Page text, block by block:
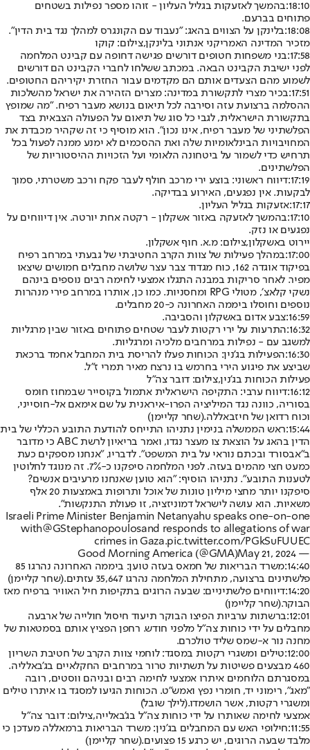
18:10: בהמשך לאזעקות בגליל העליון - זוהו מספר נפילות בשטחים
פתוחים בברעם.
18:08: בלינקן על הצווים בהאג: "נעבוד עם הקונגרס למהלך נגד בית הדין".
מזכיר המדינה האמריקני אנתוני בלינקן,צילום: קוקו
17:58: בני משפחות חטופים דורשים פגישה דחופה עם קבינט המלחמה
לפני ישיבת הקבינט הבאה. במכתב ששלחו לחברי הקבינט הם דורשים
לשמוע מהם הצעדים אותם הם מקדמים עבור החזרת יקיריהם החטופים.
17:51: בכיר מצרי לתקשורת במדינה: מצרים הזהירה את ישראל מהשלכות
ההסלמה ברצועת עזה וסירבה לכל תיאום בנושא מעבר רפיח. "מה שמופץ
בתקשורת הישראלית, לגבי כל סוג של תיאום על הפעולה הצבאית בצד
הפלשתיני של מעבר רפיח, אינו נכון". הוא מוסיף כי זה שקהיר מכבדת את
המחויבויות הבינלאומיות שלה ואת ההסכמים לא ימנע ממנה לפעול בכל
תרחיש כדי לשמור על ביטחונה הלאומי ועל הזכויות ההיסטוריות של
הפלשתינים.
17:19: דיווח ראשוני: בוצע ירי מרכב חולף לעבר פקח ורכב משטרתי, סמוך
לבקעות. אין נפגעים, האירוע בבדיקה.
17:17: אזעקות בגליל העליון.
17:10: בהמשך לאזעקה באזור אשקלון - רקטה אחת יורטה. אין דיווחים על
נפגעים או נזק.
יירוט באשקלון,צילום: מ.א. חוף אשקלון.
17:00: במהלך פעילות של צוות הקרב החטיבתי של גבעתי במרחב רפיח
בפיקוד אוגדה 162, כוח מגדוד צבר עצר שלושה מחבלים חמושים שיצאו
מפיר. לאחר סריקות במבנה התגלו אמצעי לחימה רבים נוספים בינהם
נשקי קלאצ׳, מטולי RPG ומחסניות. כמו כן, אותרו במרחב פירי מנהרות
נוספים וחוסלו ביממה האחרונה כ-20 מחבלים.
16:59: צבע אדום באשקלון והסביבה.
16:32: התרעות על ירי רקטות לעבר שטחים פתוחים באזור שבין מרגליות
למשגב עם - נפילות במרחבים מלכיה ומרגליות.
16:30: הפעילות בג'נין: הכוחות פעלו להריסת בית המחבל אחמד ברכאת
שביצע את פיגוע הירי בחרמש בו נרצח מאיר תמרי ז"ל.
פעילות הכוחות בג'נין,צילום: דובר צה"ל
16:12: דיווח ערבי: התקיפה הישראלית אתמול בקוסייר שבמחוז חומס
בסוריה, כוונה נגד המיליציה הפרו-איראנית על שם אימאם אל-חוסייני,
וכוח רדואן של חיזבאללה.(שחר קליימן)
15:44: ראש הממשלה בנימין נתניהו התייחס להודעת התובע הכללי של בית
הדין בהאג על הוצאת צו מעצר נגדו, ואמר בריאיון לרשת ABC כי מדובר
ב"אבסורד ובכתם נוראי על בית המשפט". לדבריו, "אנחנו מספקים כעת
כמעט חצי מהמים בעזה. לפני המלחמה סיפקנו כ-7%. זה מנוגד לחלוטין
לטענות התובע". נתניהו הוסיף: "הוא טוען שאנחנו מרעיבים אנשים?
סיפקנו יותר מחצי מיליון טונות של אוכל ותרופות באמצעות 20 אלף
משאיות. הוא עושה לישראל דמוניזציה, זו פעולת התנקשות".
Israeli Prime Minister Benjamin Netanyahu speaks one-on-one
with@GStephanopoulosand responds to allegations of war
crimes in Gaza.pic.twitter.com/PGkSuFUUEC
— Good Morning America (@GMA)
May 21, 2024
14:40:
משרד הבריאות של חמאס בעזה טוען: ביממה האחרונה נהרגו 85
פלשתינים ברצועה, מתחילת המלחמה נהרגו 35,647 עזתים.
(שחר קליימן)
14:20: דיווחים פלשתיניים: שבעה הרוגים בתקיפות חיל האוויר ברפיח מאז
הבוקר.(שחר קליימן)
12:01: ברשתות ערביות הפיצו הבוקר תיעוד חיסול חולייה של ארבעה
מחבלים על ידי כוחות צה"ל מלפני חודש. רחפן הפציץ אותם בסמטאות של
מחנה נור א-שמס שליד טולכרם.
12:00: טילים ומשגרי רקטות במסגד: לוחמי צוות הקרב של חטיבת השריון
460 מבצעים פשיטות על תשתיות טרור במרחבים החקלאיים בג'באלליה.
במסגרתם הלוחמים איתרו אמצעי לחימה רבים ובניהם ווסטים, רובה
"מאג", רימוני יד, חומרי נפץ ואמש״ט. הכוחות הגיעו למסגד בו איתרו טילים
ומשגרי רקטות, אשר הושמדו.(לילך שובל)
אמצעי לחימה שאותרו על ידי כוחות צה"ל בג'באלייה,צילום: דובר צה"ל
11:55: חילופי האש עם המחבלים בג'נין: משרד הבריאות ברמאללה מעדכן כי
מלבד שבעה הרוגים, יש כרגע 15 פצועים.
(שחר קליימן)